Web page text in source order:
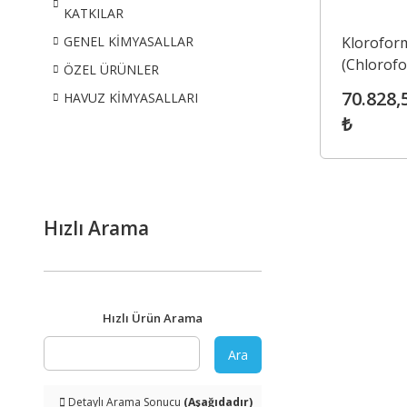
KATKILAR
GENEL KİMYASALLAR
ÖZEL ÜRÜNLER
HAVUZ KİMYASALLARI
Hızlı Arama
Hızlı Ürün Arama
Ara
Detaylı Arama Sonucu (Aşağıdadır)
₺